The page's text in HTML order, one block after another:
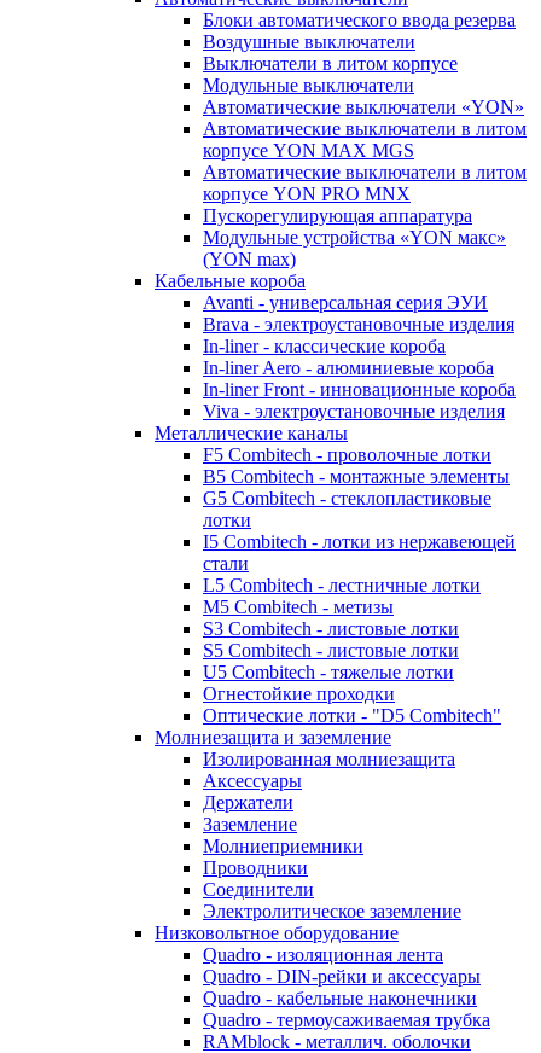
Блоки автоматического ввода резерва
Воздушные выключатели
Выключатели в литом корпусе
Модульные выключатели
Автоматические выключатели «YON»
Автоматические выключатели в литом
корпусе YON MAX MGS
Автоматические выключатели в литом
корпусе YON PRO MNX
Пускорегулирующая аппаратура
Модульные устройства «YON макс»
(YON max)
Кабельные короба
Avanti - универсальная серия ЭУИ
Brava - электроустановочные изделия
In-liner - классические короба
In-liner Aero - алюминиевые короба
In-liner Front - инновационные короба
Viva - электроустановочные изделия
Металлические каналы
F5 Combitech - проволочные лотки
B5 Combitech - монтажные элементы
G5 Combitech - стеклопластиковые
лотки
I5 Combitech - лотки из нержавеющей
стали
L5 Combitech - лестничные лотки
M5 Combitech - метизы
S3 Combitech - листовые лотки
S5 Combitech - листовые лотки
U5 Combitech - тяжелые лотки
Огнестойкие проходки
Оптические лотки - "D5 Combitech"
Молниезащита и заземление
Изолированная молниезащита
Аксессуары
Держатели
Заземление
Молниеприемники
Проводники
Соединители
Электролитическое заземление
Низковольтное оборудование
Quadro - изоляционная лента
Quadro - DIN-рейки и аксессуары
Quadro - кабельные наконечники
Quadro - термоусаживаемая трубка
RAMblock - металлич. оболочки